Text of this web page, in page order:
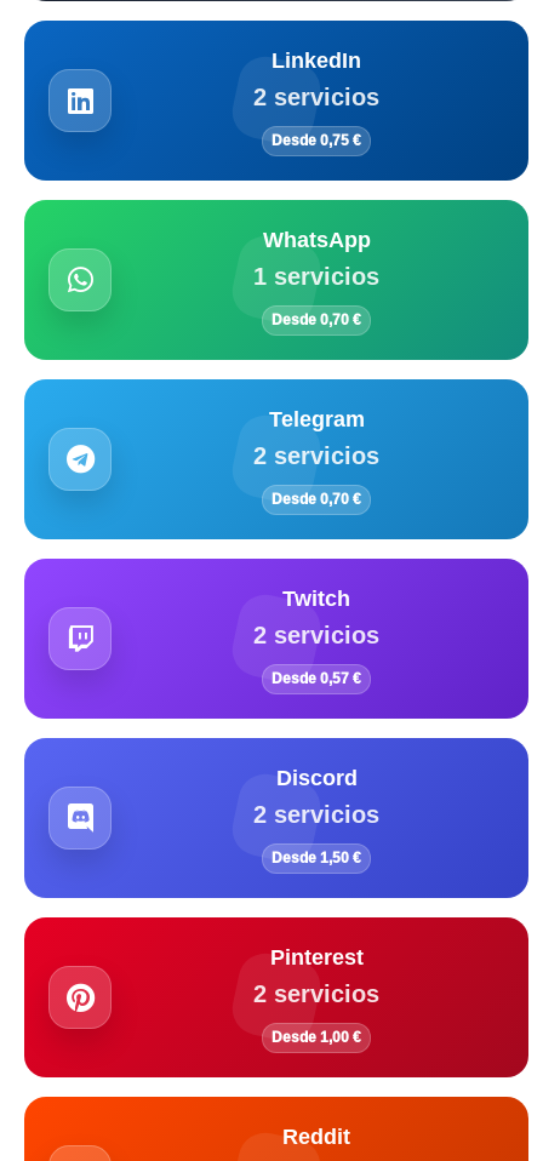
LinkedIn
2 servicios
Desde 0,75 €
WhatsApp
1 servicios
Desde 0,70 €
Telegram
2 servicios
Desde 0,70 €
Twitch
2 servicios
Desde 0,57 €
Discord
2 servicios
Desde 1,50 €
Pinterest
2 servicios
Desde 1,00 €
Reddit